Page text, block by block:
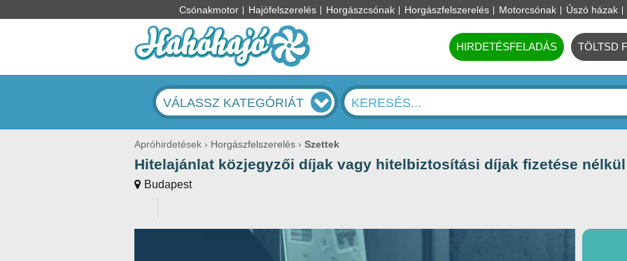
Csónakmotor Hajófelszerelés Horgászcsónak Horgászfelszerelés Motorcsónak Úszó házak
HIRDETÉSFELADÁS TÖLTSD
VÁLASSZ KATEGÓRIÁT
Apróhirdetések Horgászfelszerelés Szettek
Hitelajánlat közjegyzői díjak vagy hitelbiztosítási díjak fizetése
Budapest